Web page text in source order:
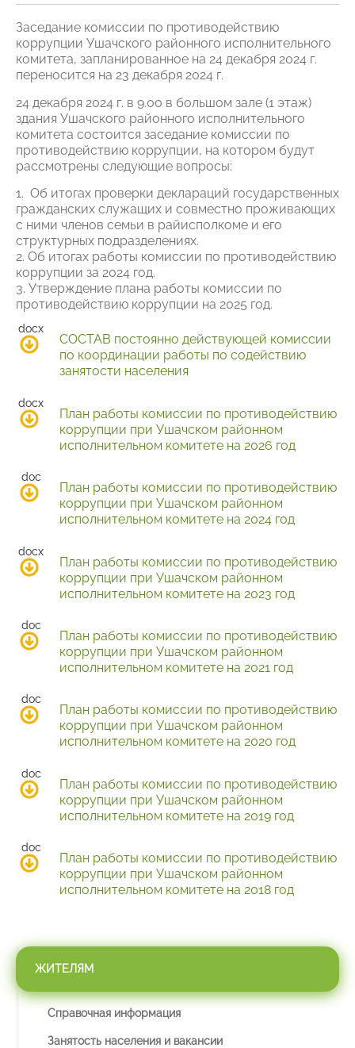
Заседание комиссии по противодействию
коррупции Ушачского районного исполнительного
комитета, запланированное на 24 декабря 2024 г.
переносится на 23 декабря 2024 г.
24 декабря 2024 г. в 9.00 в большом зале (1 этаж)
здания Ушачского районного исполнительного
комитета состоится заседание комиссии по
противодействию коррупции, на котором будут
рассмотрены следующие вопросы:
1. Об итогах проверки деклараций государственных
гражданских служащих и совместно проживающих
с ними членов семьи в райисполкоме и его
структурных подразделениях.
2. Об итогах работы комиссии по противодействию
коррупции за 2024 год.
3. Утверждение плана работы комиссии по
противодействию коррупции на 2025 год.
СОСТАВ постоянно действующей комиссии
по координации работы по содействию
занятости населения
План работы комиссии по противодействию
коррупции при Ушачском районном
исполнительном комитете на 2026 год
План работы комиссии по противодействию
коррупции при Ушачском районном
исполнительном комитете на 2024 год
План работы комиссии по противодействию
коррупции при Ушачском районном
исполнительном комитете на 2023 год
План работы комиссии по противодействию
коррупции при Ушачском районном
исполнительном комитете на 2021 год
План работы комиссии по противодействию
коррупции при Ушачском районном
исполнительном комитете на 2020 год
План работы комиссии по противодействию
коррупции при Ушачском районном
исполнительном комитете на 2019 год
План работы комиссии по противодействию
коррупции при Ушачском районном
исполнительном комитете на 2018 год
ЖИТЕЛЯМ
Справочная информация
Занятость населения и вакансии